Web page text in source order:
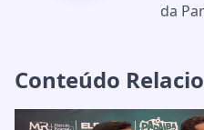
da
Conteúdo